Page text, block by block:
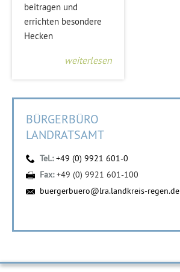
beitragen und
errichten besondere
Hecken
weiterlesen
BÜRGERBÜRO
LANDRATSAMT
Tel.:+49 (0) 9921 601-0
Fax:+49 (0) 9921 601-100
buergerbuero@lra.landkreis-regen.de